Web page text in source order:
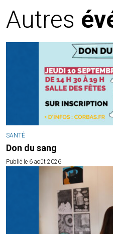
Autres
SANTÉ
Don du sang
Publié le 6 août 2026